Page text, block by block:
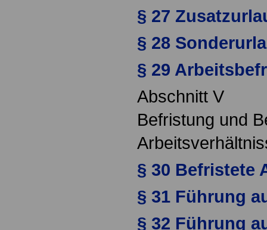
§ 27
§ 28
§ 29
Abschnitt V
Befristung und
§ 30 Befristete
§ 31 Führung
§ 32 Führung